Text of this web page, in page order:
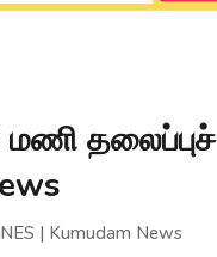
தலைப்புச்
| Kumudam News